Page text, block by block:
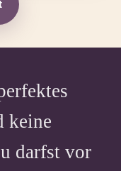
keine
darfst vor